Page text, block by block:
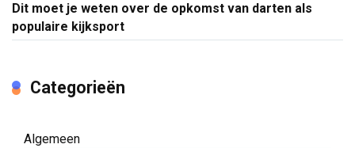
Dit moet je weten over de opkomst van darten als
populaire kijksport
Categorieën
Algemeen